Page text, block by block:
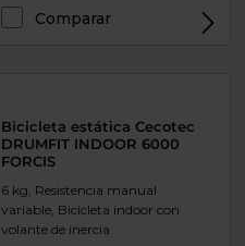
Comparar
Bicicleta estática Cecotec
DRUMFIT INDOOR 6000
FORCIS
6 kg, Resistencia manual
variable, Bicicleta indoor con
volante de inercia